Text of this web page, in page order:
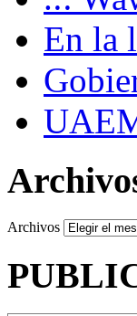
En la
Archivos